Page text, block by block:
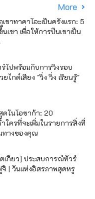
More
ขาทาคาโอะเป็นครั้งแรก: 5
ขา เพื่อให้การปีนเขาเป็น
ไปพร้อมกับการวิ่งรอบ
ไกด์เสียง "วิ่ง วิ่ง เรียนรู้"
ในโอซาก้า: 20
ครที่จะเพิ่มในรายการสิ่งที่
ทางของคุณ
เกียว] ประสบการณ์ทัวร์
| วันแห่งอิสรภาพสุดหรู